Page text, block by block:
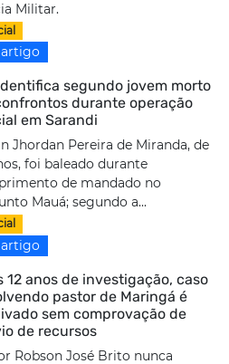
Militar.
artigo
segundo jovem morto
durante operação
em Sarandi
Jhordan Pereira de Miranda, de
foi baleado durante
de mandado no
Mauá; segundo a...
artigo
12 anos de investigação, caso
pastor de Maringá é
sem comprovação de
de recursos
Robson José Brito nunca